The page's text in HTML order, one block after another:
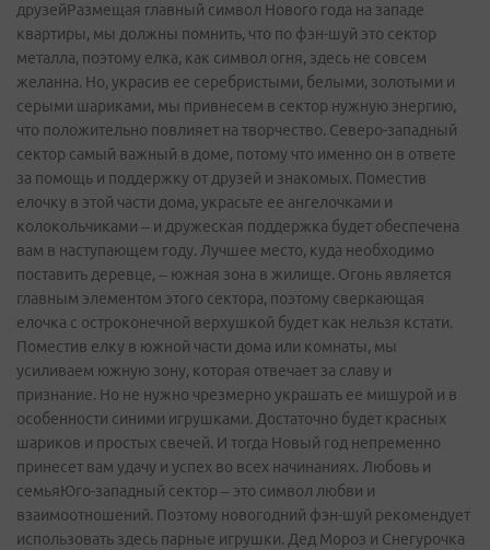
друзейРазмещая главный символ Нового года на западе
квартиры, мы должны помнить, что по фэн-­шуй это сектор
металла, поэтому елка, как символ огня, здесь не совсем
желанна. Но, украсив ее серебристыми, белыми, золотыми и
серыми шариками, мы привнесем в сектор нужную энергию,
что положительно повлияет на творчество. Северо-­западный
сектор самый важный в доме, потому что именно он в ответе
за помощь и поддержку от друзей и знакомых. Поместив
елочку в этой части дома, украсьте ее ангелочками и
колокольчиками – и дружеская поддержка будет обеспечена
вам в наступающем году. Лучшее место, куда необходимо
поставить деревце, – южная зона в жилище. Огонь является
главным элементом этого сектора, поэтому сверкающая
елочка с остроконечной верхушкой будет как нельзя кстати.
Поместив елку в южной части дома или комнаты, мы
усиливаем южную зону, которая отвечает за славу и
признание. Но не нужно чрезмерно украшать ее мишурой и в
особенности синими игрушками. Достаточно будет красных
шариков и простых свечей. И тогда Новый год непременно
принесет вам удачу и успех во всех начинаниях. Любовь и
семьяЮго-западный сектор – это символ любви и
взаимоотношений. Поэтому новогодний фэн­-шуй рекомендует
использовать здесь парные игрушки. Дед Мороз и Снегурочка